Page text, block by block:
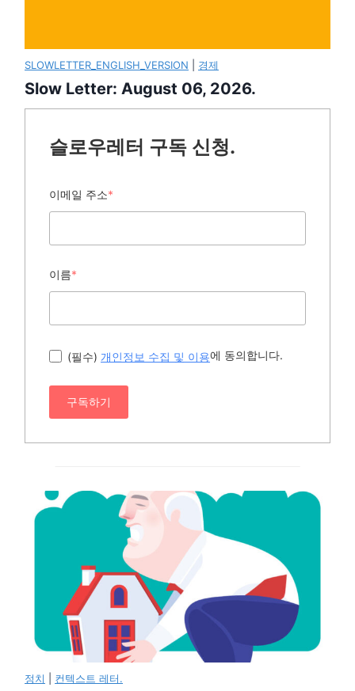
SLOWLETTER_ENGLISH_VERSION 경제
Slow Letter: August 06, 2026.
슬로우레터 구독 신청.
이메일 주소*
이름*
(필수) 개인정보 수집 및 이용에 동의합니다.
구독하기
정치 컨텍스트 레터.